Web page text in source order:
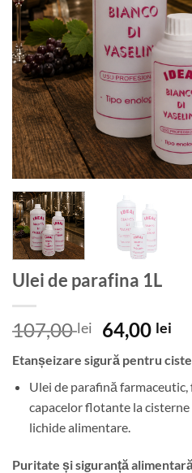
Ulei de parafina 1L
107,00lei
Prețul
inițial
a
fost:
107,00 lei.
64,00 lei
Etanșeizare sigură pentru
Ulei de parafină
capacelor flotante la
lichide alimentare.
Puritate și siguranță alimentară